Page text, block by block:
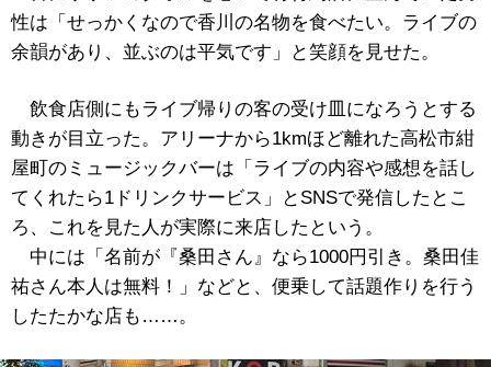
性は「せっかくなので香川の名物を食べたい。ライブの
余韻があり、並ぶのは平気です」と笑顔を見せた。
飲食店側にもライブ帰りの客の受け皿になろうとする
動きが目立った。アリーナから1kmほど離れた高松市紺
屋町のミュージックバーは「ライブの内容や感想を話し
てくれたら1ドリンクサービス」とSNSで発信したとこ
ろ、これを見た人が実際に来店したという。
中には「名前が『桑田さん』なら1000円引き。桑田佳
祐さん本人は無料！」などと、便乗して話題作りを行う
したたかな店も……。